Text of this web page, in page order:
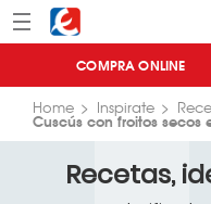
Menú Eroski
COMPRA ONLINE
Home Inspirate
Cuscús con froitos secos
Recetas,